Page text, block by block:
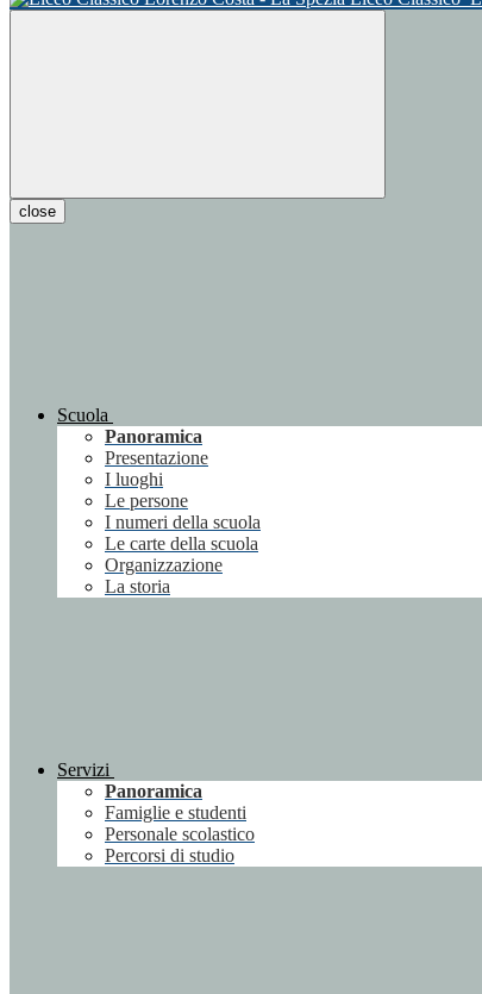
close
Scuola
Panoramica
Presentazione
I luoghi
Le persone
I numeri della scuola
Le carte della scuola
Organizzazione
La storia
Servizi
Panoramica
Famiglie e studenti
Personale scolastico
Percorsi di studio